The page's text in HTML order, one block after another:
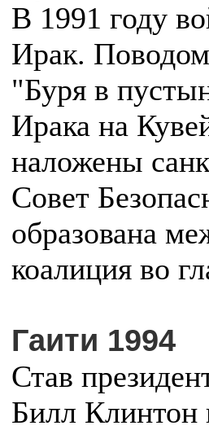
В 1991 году
Ирак.
"Буря в
Ирака на
наложены
Совет
образована
коалиция во
Гаити 1994
Став
Билл Клинтон